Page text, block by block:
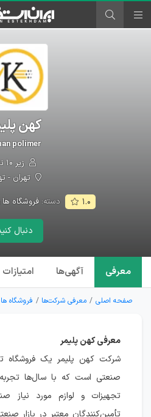
کهن
polimer
زیر ۱۰ نفر
تهران -
۱.۰ دسته: فروشگاه
دنبال
معرفی آگهی‌ها امتیازات
صفحه اصلی معرفی شرکت‌ها فروشگاه
معرفی کهن پلیمر
شرکت کهن پلیمر یک
صنعتی است که با سال‌ها
تجهیزات و لوازم مورد نیاز
تأمین‌کنندگان معتبر در بازار